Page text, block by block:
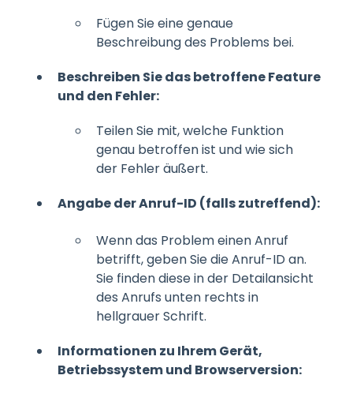
Fügen Sie eine genaue
Beschreibung des Problems bei.
Beschreiben Sie das betroffene Feature
und den Fehler:
Teilen Sie mit, welche Funktion
genau betroffen ist und wie sich
der Fehler äußert.
Angabe der Anruf-ID (falls zutreffend):
Wenn das Problem einen Anruf
betrifft, geben Sie die Anruf-ID an.
Sie finden diese in der Detailansicht
des Anrufs unten rechts in
hellgrauer Schrift.
Informationen zu Ihrem Gerät,
Betriebssystem und Browserversion: